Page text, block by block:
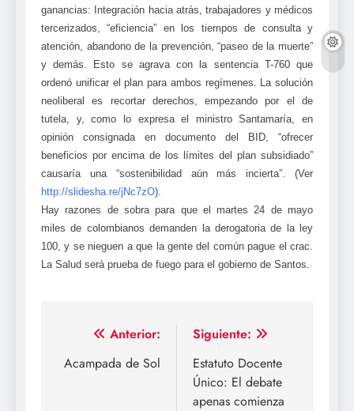
ganancias: Integración hacia atrás, trabajadores y médicos
tercerizados, “eficiencia” en los tiempos de consulta y
atención, abandono de la prevención, “paseo de la muerte”
y demás. Esto se agrava con la sentencia T-760 que
ordenó unificar el plan para ambos regímenes. La solución
neoliberal es recortar derechos, empezando por el de
tutela, y, como lo expresa el ministro Santamaría, en
opinión consignada en documento del BID, “ofrecer
beneficios por encima de los límites del plan subsidiado”
causaría una “sostenibilidad aún más incierta”. (Ver
http://slidesha.re/jNc7zO).
Hay razones de sobra para que el martes 24 de mayo
miles de colombianos demanden la derogatoria de la ley
100, y se nieguen a que la gente del común pague el crac.
La Salud será prueba de fuego para el gobierno de Santos.
Navegación
de
Anterior:
Acampada de Sol
Siguiente:
Estatuto Docente
Único: El debate
apenas comienza